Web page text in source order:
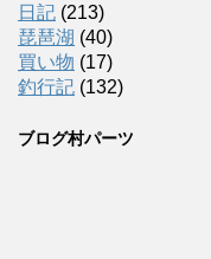
日記 (213)
琵琶湖 (40)
買い物 (17)
釣行記 (132)
ブログ村パーツ